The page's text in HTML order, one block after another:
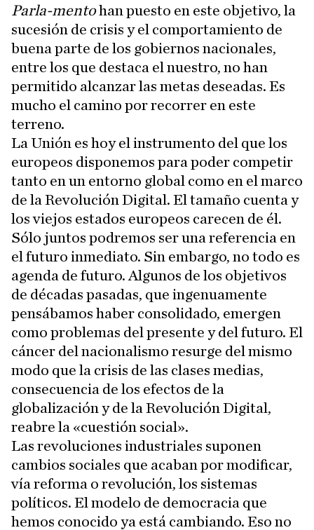
Parla-mentohan puesto en este objetivo, la
sucesión de crisis y el comportamiento de
buena parte de los gobiernos nacionales,
entre los que destaca el nuestro, no han
permitido alcanzar las metas deseadas. Es
mucho el camino por recorrer en este
terreno.
La Unión es hoy el instrumento del que los
europeos disponemos para poder competir
tanto en un entorno global como en el marco
de la Revolución Digital. El tamaño cuenta y
los viejos estados europeos carecen de él.
Sólo juntos podremos ser una referencia en
el futuro inmediato. Sin embargo, no todo es
agenda de futuro. Algunos de los objetivos
de décadas pasadas, que ingenuamente
pensábamos haber consolidado, emergen
como problemas del presente y del futuro. El
cáncer del nacionalismo resurge del mismo
modo que la crisis de las clases medias,
consecuencia de los efectos de la
globalización y de la Revolución Digital,
reabre la «cuestión social».
Las revoluciones industriales suponen
cambios sociales que acaban por modificar,
vía reforma o revolución, los sistemas
políticos. El modelo de democracia que
hemos conocido ya está cambiando. Eso no